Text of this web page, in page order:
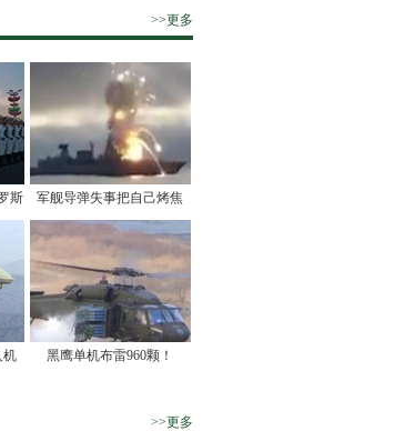
>>更多
斯 军舰导弹失事把自己烤焦
机 黑鹰单机布雷960颗！
>>更多